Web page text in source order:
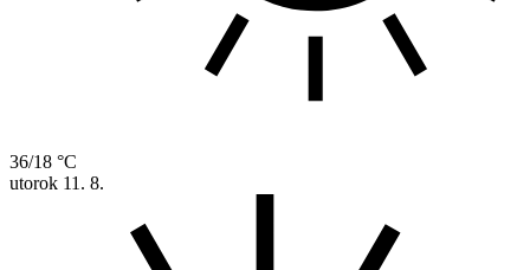
36/18 °C
utorok 11. 8.